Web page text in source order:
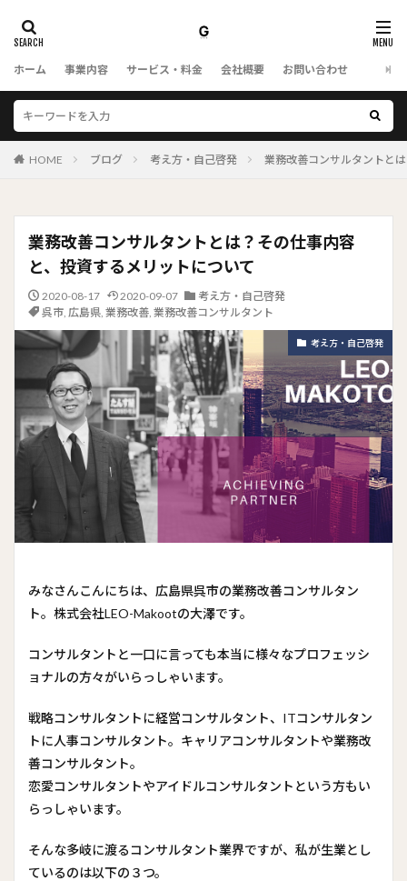
ホーム 事業内容 サービス・料金 会社概要 お問い合わせ
HOME ブログ 考え方・自己啓発 業務改善コンサルタントと
業務改善コンサルタントとは？その仕事内容
と、投資するメリットについて
2020-08-17 2020-09-07
考え方・自己啓発
呉市, 広島県, 業務改善, 業務改善コンサルタント
考え方・自己啓発
みなさんこんにちは、広島県呉市の業務改善コンサルタン
ト。株式会社LEO-Makootの大澤です。
コンサルタントと一口に言っても本当に様々なプロフェッシ
ョナルの方々がいらっしゃいます。
戦略コンサルタントに経営コンサルタント、ITコンサルタン
トに人事コンサルタント。キャリアコンサルタントや業務改
善コンサルタント。
恋愛コンサルタントやアイドルコンサルタントという方もい
らっしゃいます。
そんな多岐に渡るコンサルタント業界ですが、私が生業とし
ているのは以下の３つ。